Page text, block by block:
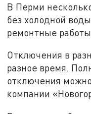
В Перми
без холодной
ремонтные
Отключения в
разное время.
отключения
компании